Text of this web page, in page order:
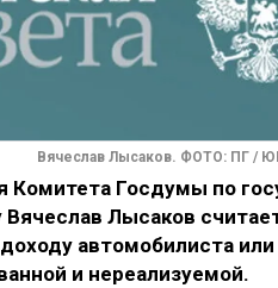
Вячеслав Лысаков. ФОТО: ПГ /
Комитета Госдумы по
Вячеслав Лысаков
автомобилиста
и нереализуемой.